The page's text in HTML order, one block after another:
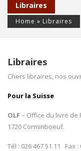
Libraires
Home » Libraires
Libraires
Chers libraires, nos
Pour la Suisse
OLF– Office du livre de
1720 Corminboeuf.
Tél : 026 467 51 11 Fax :